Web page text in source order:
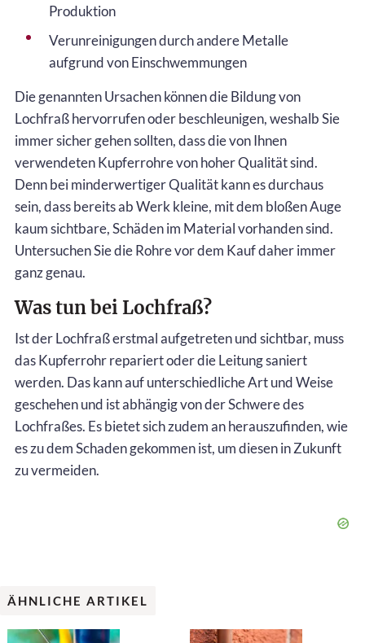
Produktion
Verunreinigungen durch andere Metalle
aufgrund von Einschwemmungen
Die genannten Ursachen können die Bildung von
Lochfraß hervorrufen oder beschleunigen, weshalb Sie
immer sicher gehen sollten, dass die von Ihnen
verwendeten Kupferrohre von hoher Qualität sind.
Denn bei minderwertiger Qualität kann es durchaus
sein, dass bereits ab Werk kleine, mit dem bloßen Auge
kaum sichtbare, Schäden im Material vorhanden sind.
Untersuchen Sie die Rohre vor dem Kauf daher immer
ganz genau.
Was tun bei Lochfraß?
Ist der Lochfraß erstmal aufgetreten und sichtbar, muss
das Kupferrohr repariert oder die Leitung saniert
werden. Das kann auf unterschiedliche Art und Weise
geschehen und ist abhängig von der Schwere des
Lochfraßes. Es bietet sich zudem an herauszufinden, wie
es zu dem Schaden gekommen ist, um diesen in Zukunft
zu vermeiden.
ÄHNLICHE ARTIKEL